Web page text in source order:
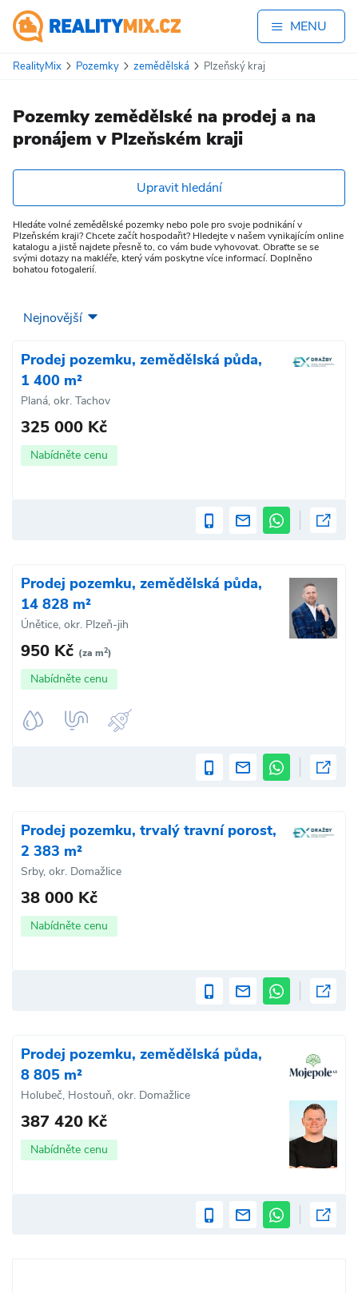
MENU
RealityMix Pozemky zemědělská Plzeňský kraj
Pozemky zemědělské na prodej a na
pronájem v Plzeňském kraji
Upravit hledání
Hledáte volné zemědělské pozemky nebo pole pro svoje podnikání v
Plzeňském kraji? Chcete začít hospodařit? Hledejte v našem vynikajícím online
katalogu a jistě najdete přesně to, co vám bude vyhovovat. Obraťte se se
svými dotazy na makléře, který vám poskytne více informací. Doplněno
bohatou fotogalerií.
Prodej pozemku, zemědělská půda,
1 400 m²
Planá, okr. Tachov
325 000 Kč
Nabídněte cenu
Prodej pozemku, zemědělská půda,
14 828 m²
Únětice, okr. Plzeň-jih
950 Kč (za m2)
Nabídněte cenu
Prodej pozemku, trvalý travní porost,
2 383 m²
Srby, okr. Domažlice
38 000 Kč
Nabídněte cenu
Prodej pozemku, zemědělská půda,
8 805 m²
Holubeč, Hostouň, okr. Domažlice
387 420 Kč
Nabídněte cenu